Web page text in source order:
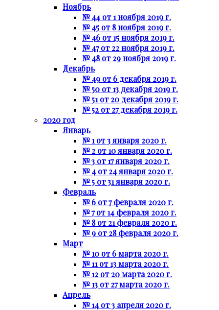
Ноябрь
№ 44 от 1 ноября 2019 г.
№ 45 от 8 ноября 2019 г.
№ 46 от 15 ноября 2019 г.
№ 47 от 22 ноября 2019 г.
№ 48 от 29 ноября 2019 г.
Декабрь
№ 49 от 6 декабря 2019 г.
№ 50 от 13 декабря 2019 г.
№ 51 от 20 декабря 2019 г.
№ 52 от 27 декабря 2019 г.
2020 год
Январь
№ 1 от 3 января 2020 г.
№ 2 от 10 января 2020 г.
№ 3 от 17 января 2020 г.
№ 4 от 24 января 2020 г.
№ 5 от 31 января 2020 г.
Февраль
№ 6 от 7 февраля 2020 г.
№ 7 от 14 февраля 2020 г.
№ 8 от 21 февраля 2020 г.
№ 9 от 28 февраля 2020 г.
Март
№ 10 от 6 марта 2020 г.
№ 11 от 13 марта 2020 г.
№ 12 от 20 марта 2020 г.
№ 13 от 27 марта 2020 г.
Апрель
№ 14 от 3 апреля 2020 г.